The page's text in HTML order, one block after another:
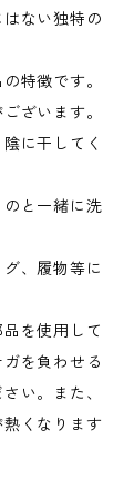
ない独特の
特徴です。
ざいます。
に干してく
と一緒に洗
、履物等に
を使用して
を負わせる
い。また、
くなります